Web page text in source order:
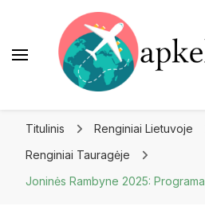
Titulinis
Renginiai Lietuvoje
Renginiai Tauragėje
Joninės Rambyne 2025: Programa